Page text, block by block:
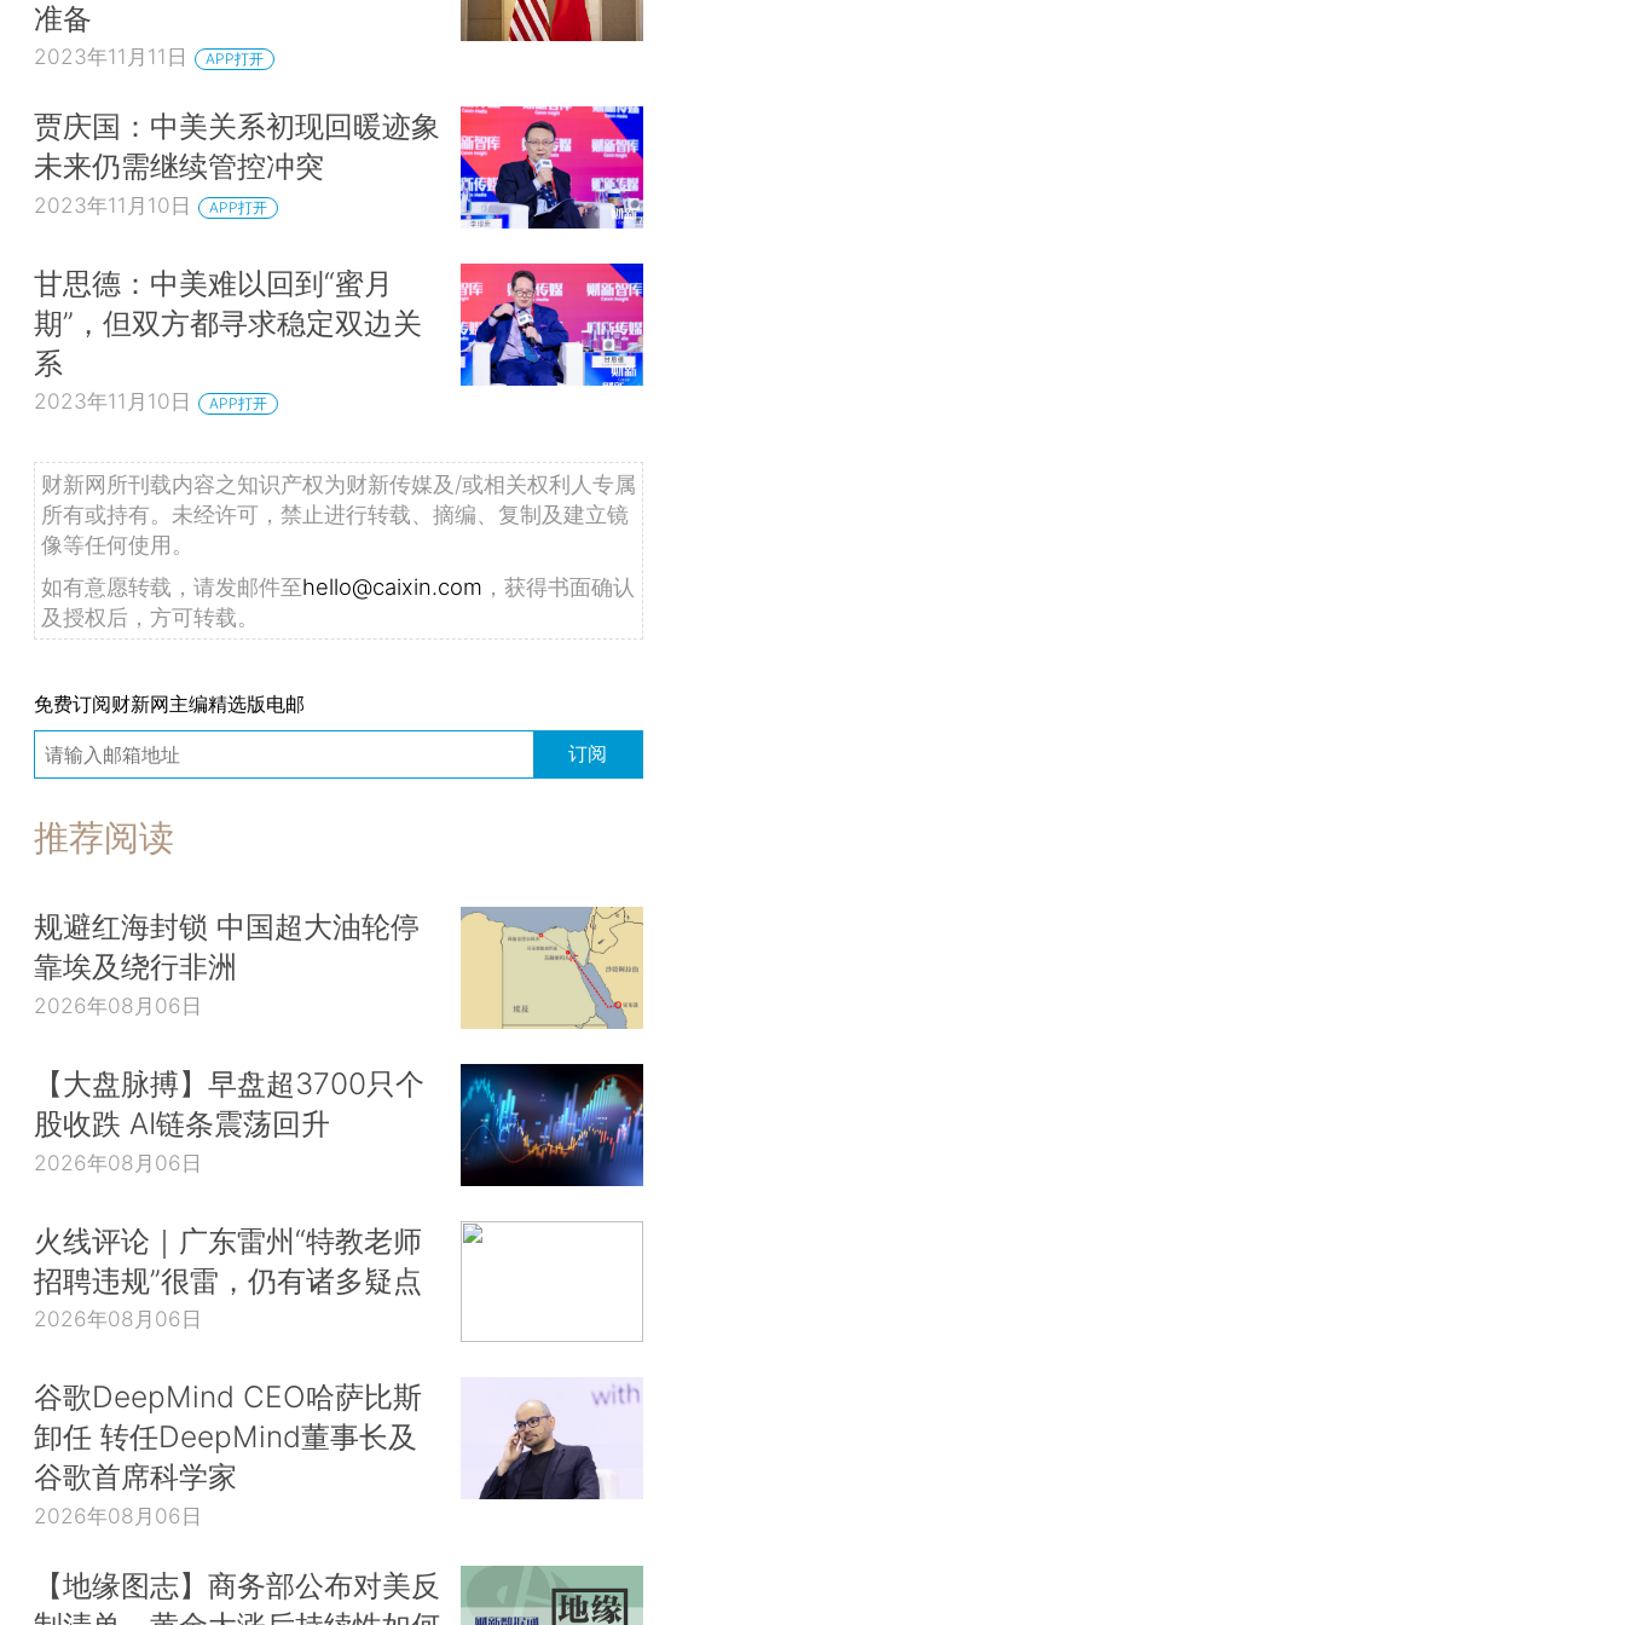
准备
2023年11月11日 APP打开
贾庆国：中美关系初现回暖迹象
未来仍需继续管控冲突
2023年11月10日 APP打开
甘思德：中美难以回到“蜜月
期”，但双方都寻求稳定双边关
系
2023年11月10日 APP打开
财新网所刊载内容之知识产权为财新传媒及/或相关权利人专属
所有或持有。未经许可，禁止进行转载、摘编、复制及建立镜
像等任何使用。
如有意愿转载，请发邮件至hello@caixin.com ，获得书面确认
及授权后，方可转载。
免费订阅财新网主编精选版电邮
订阅
推荐阅读
规避红海封锁 中国超大油轮停
靠埃及绕行非洲
2026年08月06日
【大盘脉搏】早盘超3700只个
股收跌 AI链条震荡回升
2026年08月06日
火线评论｜广东雷州“特教老师
招聘违规”很雷，仍有诸多疑点
2026年08月06日
谷歌DeepMind CEO哈萨比斯
卸任 转任DeepMind董事长及
谷歌首席科学家
2026年08月06日
【地缘图志】商务部公布对美反